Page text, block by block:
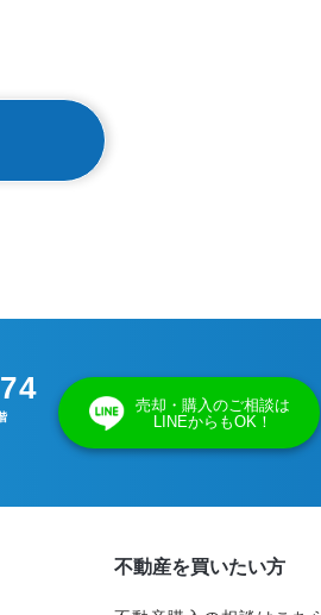
売却・購入のご相談は
LINEからもOK！
不動産を買いたい方